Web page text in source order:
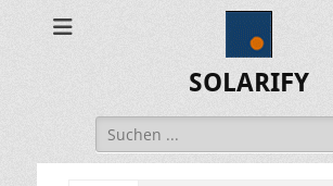
SOLARIFY
Suchen
nach: